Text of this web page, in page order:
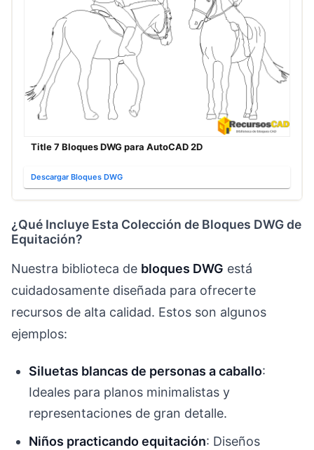
Title 7 Bloques DWG para AutoCAD 2D
Descargar Bloques DWG
¿Qué Incluye Esta Colección de Bloques DWG de
Equitación?
Nuestra biblioteca de bloques DWG está
cuidadosamente diseñada para ofrecerte
recursos de alta calidad. Estos son algunos
ejemplos:
Siluetas blancas de personas a caballo:
Ideales para planos minimalistas y
representaciones de gran detalle.
Niños practicando equitación: Diseños